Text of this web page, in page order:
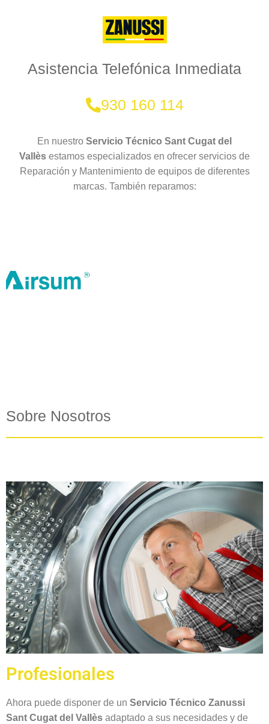
Asistencia Telefónica Inmediata
930 160 114
En nuestro Servicio Técnico Sant Cugat del
Vallès estamos especializados en ofrecer servicios de
Reparación y Mantenimiento de equipos de diferentes
marcas. También reparamos:
Sobre Nosotros
Profesionales
Ahora puede disponer de un Servicio Técnico Zanussi
Sant Cugat del Vallès adaptado a sus necesidades y de